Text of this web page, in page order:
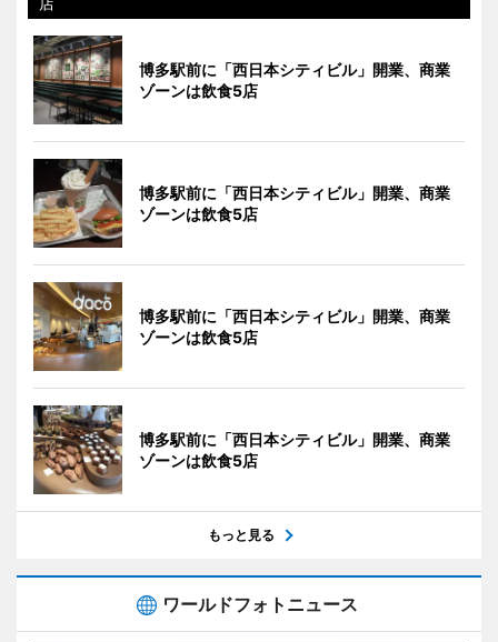
博多駅前に「西日本シティビル」開業、商業
ゾーンは飲食5店
博多駅前に「西日本シティビル」開業、商業
ゾーンは飲食5店
博多駅前に「西日本シティビル」開業、商業
ゾーンは飲食5店
博多駅前に「西日本シティビル」開業、商業
ゾーンは飲食5店
もっと見る
ワールドフォトニュース